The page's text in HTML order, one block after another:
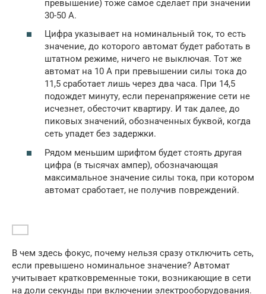
превышение) тоже самое сделает при значении
30-50 А.
Цифра указывает на номинальный ток, то есть
значение, до которого автомат будет работать в
штатном режиме, ничего не выключая. Тот же
автомат на 10 А при превышении силы тока до
11,5 сработает лишь через два часа. При 14,5
подождет минуту, если перенапряжение сети не
исчезнет, обесточит квартиру. И так далее, до
пиковых значений, обозначенных буквой, когда
сеть упадет без задержки.
Рядом меньшим шрифтом будет стоять другая
цифра (в тысячах ампер), обозначающая
максимальное значение силы тока, при котором
автомат сработает, не получив повреждений.
В чем здесь фокус, почему нельзя сразу отключить сеть,
если превышено номинальное значение? Автомат
учитывает кратковременные токи, возникающие в сети
на доли секунды при включении электрооборудования.